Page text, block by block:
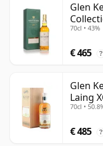
Glen
70cl • 43%
€ 465 ?
Glen
Laing
70cl •
€ 485 ?